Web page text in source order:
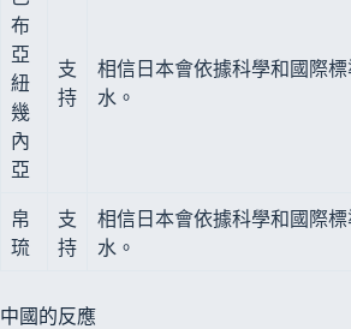
布
亞
紐
幾
內
亞
支
持
相信日本會依據科學和國際
水。
帛
琉
支
持
相信日本會依據科學和國際
水。
中國的反應